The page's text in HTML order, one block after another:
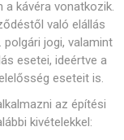
a kávéra vonatkozik.
való elállás
jogi, valamint
esetei, ideértve a
eseteit is.
az építési
kivételekkel: